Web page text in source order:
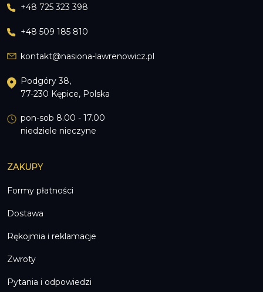
+48 725 323 398
+48 509 185 810
kontakt@nasiona-lawrenowicz.pl
Podgóry 38,
77-230 Kępice, Polska
pon-sob 8.00 - 17.00
niedziele nieczyne
ZAKUPY
Formy płatności
Dostawa
Rękojmia i reklamacje
Zwroty
Pytania i odpowiedzi